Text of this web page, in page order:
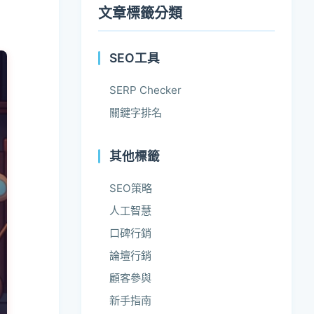
文章標籤分類
SEO工具
SERP Checker
關鍵字排名
其他標籤
SEO策略
人工智慧
口碑行銷
論壇行銷
顧客參與
新手指南